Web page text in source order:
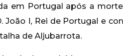
em Portugal após a
I, Rei de Portugal e
de Aljubarrota.